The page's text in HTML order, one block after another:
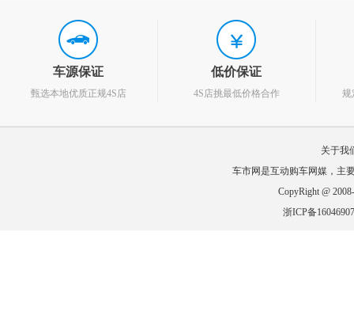
车源保证
甄选本地优质正规4S店
低价保证
4S店挑最低价格合作 规
关于我
车市网是互动购车网媒，主
CopyRight @
浙ICP备